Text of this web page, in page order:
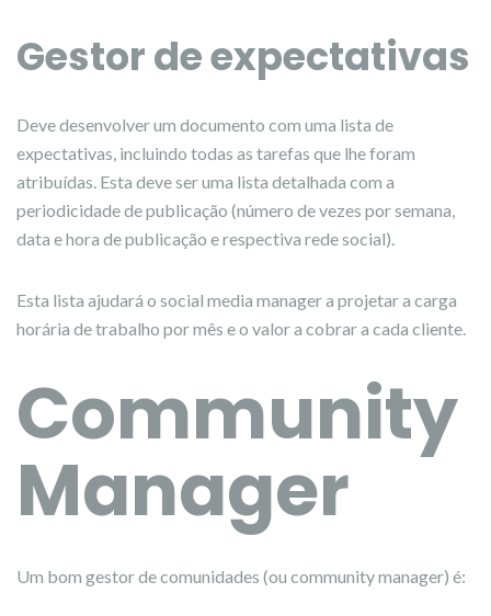
Gestor de expectativas
Deve desenvolver um documento com uma lista de
expectativas, incluindo todas as tarefas que lhe foram
atribuídas. Esta deve ser uma lista detalhada com a
periodicidade de publicação (número de vezes por semana,
data e hora de publicação e respectiva rede social).
Esta lista ajudará o social media manager a projetar a carga
horária de trabalho por mês e o valor a cobrar a cada cliente.
Community
Manager
Um bom gestor de comunidades (ou community manager) é: